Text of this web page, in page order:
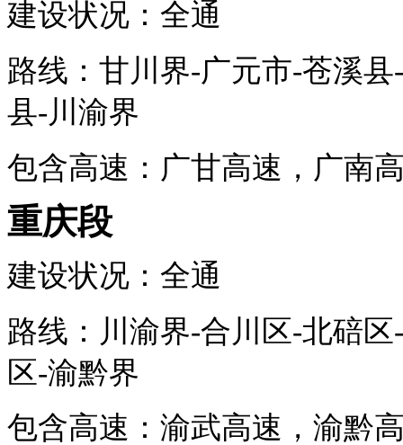
建设状况：全通
路线：甘川界-广元市-苍溪县
县-川渝界
包含高速：广甘高速，广南
重庆段
建设状况：全通
路线：川渝界-合川区-北碚
区-渝黔界
包含高速：渝武高速，渝黔